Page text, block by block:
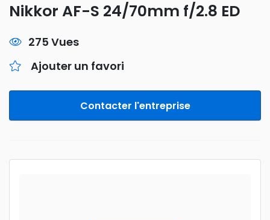
Nikkor AF-S 24/70mm f/2.8 ED
275 Vues
Ajouter un favori
Contacter l'entreprise